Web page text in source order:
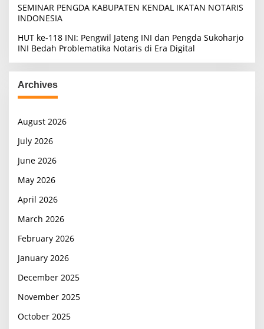
SEMINAR PENGDA KABUPATEN KENDAL IKATAN NOTARIS
INDONESIA
HUT ke-118 INI: Pengwil Jateng INI dan Pengda Sukoharjo
INI Bedah Problematika Notaris di Era Digital
Archives
August 2026
July 2026
June 2026
May 2026
April 2026
March 2026
February 2026
January 2026
December 2025
November 2025
October 2025